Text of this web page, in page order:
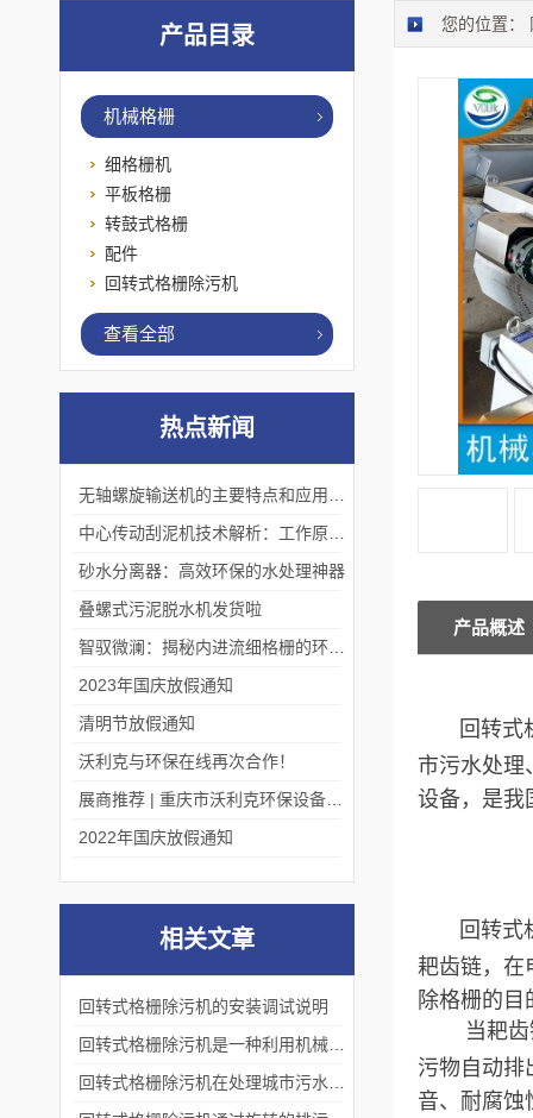
您的位置：
产品概述
回转式机
市污水处理
设备，是我
回转式机
耙齿链，在
除格栅的目
当耙齿链
污物自动排
音、耐腐蚀
产品目录
机械格栅
细格栅机
平板格栅
转鼓式格栅
配件
回转式格栅除污机
查看全部
热点新闻
砂水分离器：高效环保的水处理神器
叠螺式污泥脱水机发货啦
2023年国庆放假通知
清明节放假通知
沃利克与环保在线再次合作！
2022年国庆放假通知
相关文章
回转式格栅除污机的安装调试说明